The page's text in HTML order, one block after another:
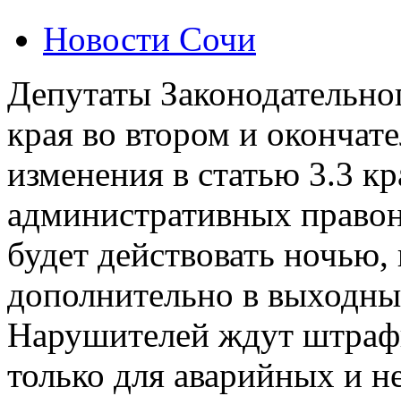
Новости Сочи
Депутаты
края во втором и
изменения в статью 3.3
административных
будет действовать
дополнительно в
Нарушителей ждут
только для аварийных и